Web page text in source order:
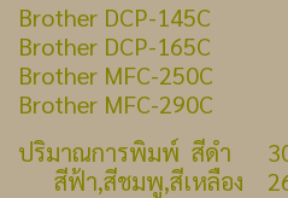
Brother DCP-145C
Brother DCP-165C
Brother MFC-250C
Brother MFC-290C
ปริมาณการพิมพ์ สีดำ
สีฟ้า,สีชมพู,สีเหลือง